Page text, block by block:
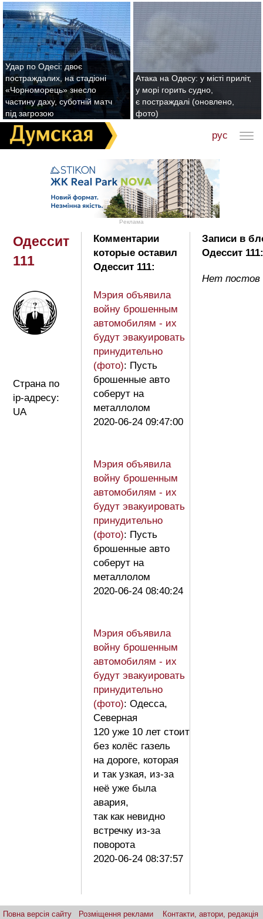
Удар по Одесі: двоє
постраждалих, на стадіоні
«Чорноморець» знесло
частину даху, суботній матч
під загрозою
Атака на Одесу: у місті приліт,
у морі горить судно,
є постраждалі (оновлено,
фото)
рус
Реклама
Одессит
111
Страна по
ip-адресу:
UA
Комментарии
которые оставил
Одессит 111:
Мэрия объявила
войну брошенным
автомобилям - их
будут эвакуировать
принудительно
(фото): Пусть
брошенные авто
соберут на
металлолом
2020-06-24 09:47:00
Мэрия объявила
войну брошенным
автомобилям - их
будут эвакуировать
принудительно
(фото): Пусть
брошенные авто
соберут на
металлолом
2020-06-24 08:40:24
Мэрия объявила
войну брошенным
автомобилям - их
будут эвакуировать
принудительно
(фото): Одесса,
Северная
120 уже 10 лет стоит
без колёс газель
на дороге, которая
и так узкая, из-за
неё уже была
авария,
так как невидно
встречку из-за
поворота
2020-06-24 08:37:57
Записи в
Одессит 111:
Нет постов
Повна версія сайту Розміщення реклами
Контакти, автори, редакція